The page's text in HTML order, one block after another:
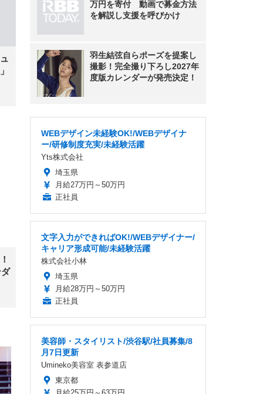
万円を寄付 動画で募金方法
を解説し支援を呼びかけ
羽生結弦自らポーズを提案し
撮影！完全撮り下ろし2027年
度版カレンダーが発売決定！
WEBデザイン未経験OK!/WEBデザイナ
ー/研修制度充実/未経験活躍
Yts株式会社
埼玉県
月給27万円～50万円
正社員
文字入力ができればOK!/WEBデザイナー/
キャリア形成可能/未経験活躍
株式会社小林
埼玉県
月給28万円～50万円
正社員
美容師・スタイリスト/渋谷駅/社員募集/8
月7日更新
Umineko美容室 表参道店
東京都